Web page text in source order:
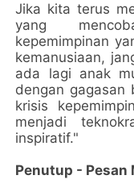
Jika kita terus
yang
kepemimpinan
kemanusiaan,
ada lagi anak
dengan gagasan
krisis
menjadi
inspiratif."
Penutup - Pesan